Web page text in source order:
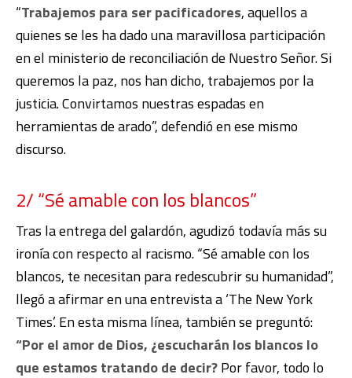
“Trabajemos para ser pacificadores, aquellos a
quienes se les ha dado una maravillosa participación
en el ministerio de reconciliación de Nuestro Señor. Si
queremos la paz, nos han dicho, trabajemos por la
justicia. Convirtamos nuestras espadas en
herramientas de arado”, defendió en ese mismo
discurso.
2/ “Sé amable con los blancos”
Tras la entrega del galardón, agudizó todavía más su
ironía con respecto al racismo. “Sé amable con los
blancos, te necesitan para redescubrir su humanidad”,
llegó a afirmar en una entrevista a ‘The New York
Times’. En esta misma línea, también se preguntó:
“Por el amor de Dios, ¿escucharán los blancos lo
que estamos tratando de decir?Por favor, todo lo